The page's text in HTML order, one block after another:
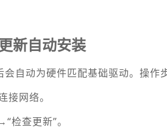
新自动安装
自动为硬件匹配基础驱动。操作步
网络。
检查更新”。